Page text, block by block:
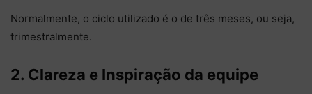
Normalmente, o ciclo utilizado é o de três meses, ou seja,
trimestralmente.
2. Clareza e Inspiração da equipe